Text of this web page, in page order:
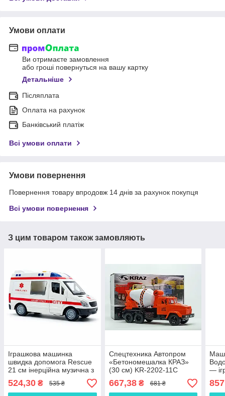
Умови оплати
Ви отримаєте замовлення
або гроші повернуться на вашу картку
Детальніше
Післяплата
Оплата на рахунок
Банківський платіж
Всі умови оплати
Умови повернення
Повернення товару впродовж 14 днів за рахунок покупця
Всі умови повернення
З цим товаром також замовляють
Іграшкова машинка
швидка допомога Rescue
21 см інерційна музична з
WY590e
524,30 ₴ 535 ₴
Спецтехника Автопром
«Бетономешалка КРАЗ»
(30 см) KR-2202-11C
667,38₴ 681 ₴
—